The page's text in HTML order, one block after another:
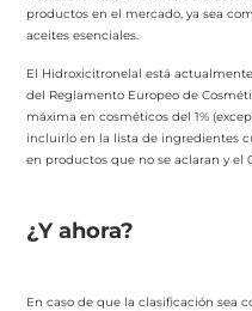
productos en el mercado, ya sea
aceites esenciales.
El Hidroxicitronelal está
del Reglamento Europeo de
máxima en cosméticos del 1%
incluirlo en la lista de ingredientes
en productos que no se aclaran y el
¿Y ahora?
En caso de que la clasificación sea